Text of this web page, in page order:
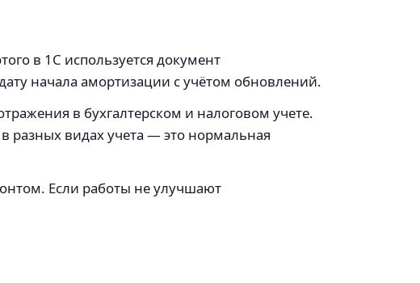
в 1С используется документ
начала амортизации с учётом обновлений.
в бухгалтерском и налоговом учете.
разных видах учета — это нормальная
Если работы не улучшают